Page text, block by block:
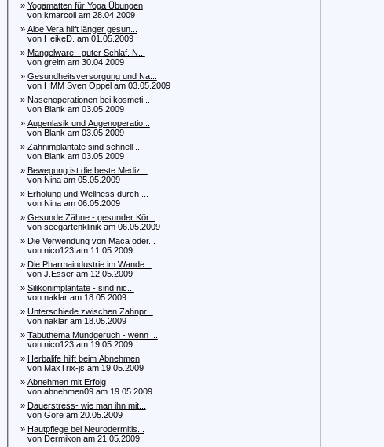
» Yogamatten für Yoga Übungen
von kmarcoii am 28.04.2009
» Aloe Vera hilft länger gesun...
von HeikeD. am 01.05.2009
» Mangelware - guter Schlaf. N...
von grelm am 30.04.2009
» Gesundheitsversorgung und Na...
von HMM Sven Oppel am 03.05.2009
» Nasenoperationen bei kosmeti...
von Blank am 03.05.2009
» Augenlasik und Augenoperatio...
von Blank am 03.05.2009
» Zahnimplantate sind schnell ...
von Blank am 03.05.2009
» Bewegung ist die beste Mediz...
von Nina am 05.05.2009
» Erholung und Wellness durch ...
von Nina am 06.05.2009
» Gesunde Zähne - gesunder Kör...
von seegartenklinik am 06.05.2009
» Die Verwendung von Maca oder...
von nico123 am 11.05.2009
» Die Pharmaindustrie im Wande...
von J.Esser am 12.05.2009
» Silikonimplantate - sind nic...
von naklar am 18.05.2009
» Unterschiede zwischen Zahnpr...
von naklar am 18.05.2009
» Tabuthema Mundgeruch - wenn ...
von nico123 am 19.05.2009
» Herbalife hilft beim Abnehmen
von MaxTrix-js am 19.05.2009
» Abnehmen mit Erfolg
von abnehmen09 am 19.05.2009
» Dauerstress- wie man ihn mit...
von Gore am 20.05.2009
» Hautpflege bei Neurodermitis...
von Dermikon am 21.05.2009